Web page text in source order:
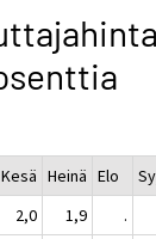
Kesä Heinä Elo
2,0 1,9 .